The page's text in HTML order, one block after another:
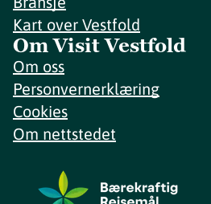
Kart over Vestfold
Om Visit Vestfold
Om oss
Personvernerklæring
Cookies
Om nettstedet